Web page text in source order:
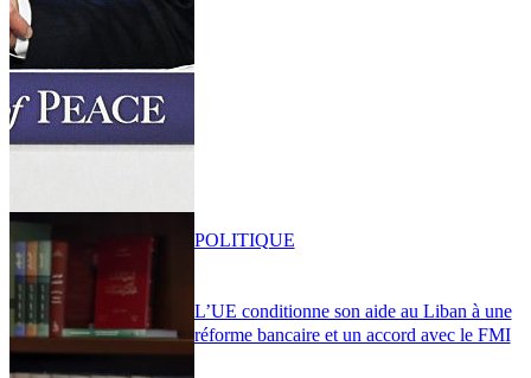
L’UE conditionne son aide au Liban à une
réforme bancaire et un accord avec le FMI
POLITIQUE